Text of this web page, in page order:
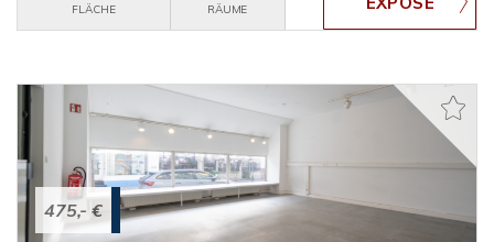
FLÄCHE
RÄUME
475,- €